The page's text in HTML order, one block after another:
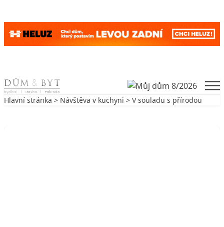
Skip to content
Hlavní stránka > Návštěva v kuchyni > V souladu s přírodou